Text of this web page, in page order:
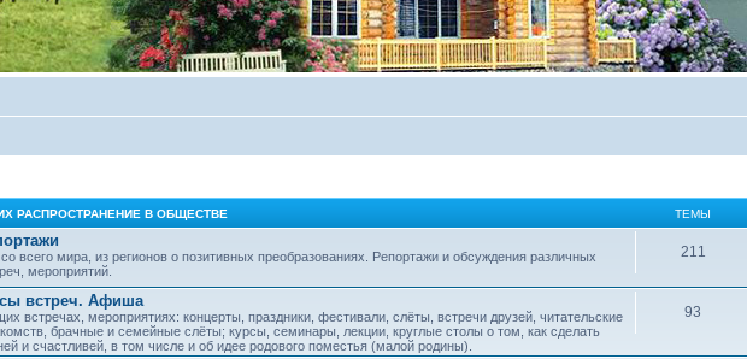
РАСПРОСТРАНЕНИЕ В ОБЩЕСТВЕ ТЕМЫ
всего мира, из регионов о позитивных преобразованиях. Репортажи и обсуждения различных
мероприятий.
211
встреч. Афиша
встречах, мероприятиях: концерты, праздники, фестивали, слёты, встречи друзей, читательские
брачные и семейные слёты; курсы, семинары, лекции, круглые столы о том, как сделать
и счастливей, в том числе и об идее родового поместья (малой родины).
93